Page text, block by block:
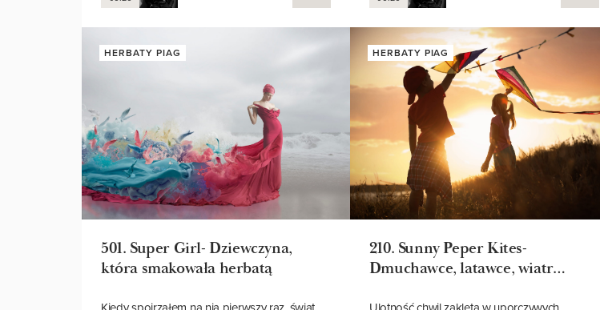
19
06.26
19
06.26
501. Super Girl- Dziewczyna,
która smakowała herbatą
HERBATY PIAG
210. Sunny Peper Kites-
Dmuchawce, latawce, wiatr…